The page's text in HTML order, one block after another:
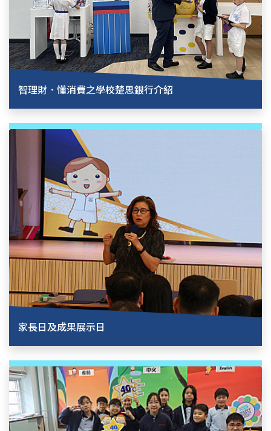
智理財．懂消費之學校楚思銀行介紹
家長日及成果展示日